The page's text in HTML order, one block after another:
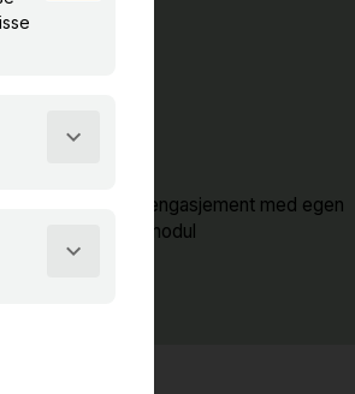
Skap engasjement med egen
quiz-modul